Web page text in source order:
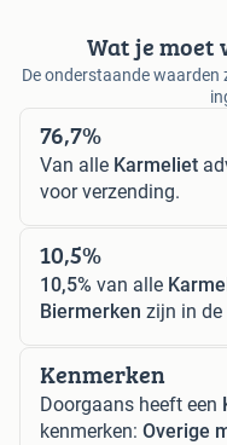
Wat je moet
De onderstaande waarden
76,7%
Van alle Karmeliet
voor verzending.
10,5%
10,5% van alle
Biermerken zijn in de
Kenmerken
Doorgaans heeft een
kenmerken: Overige